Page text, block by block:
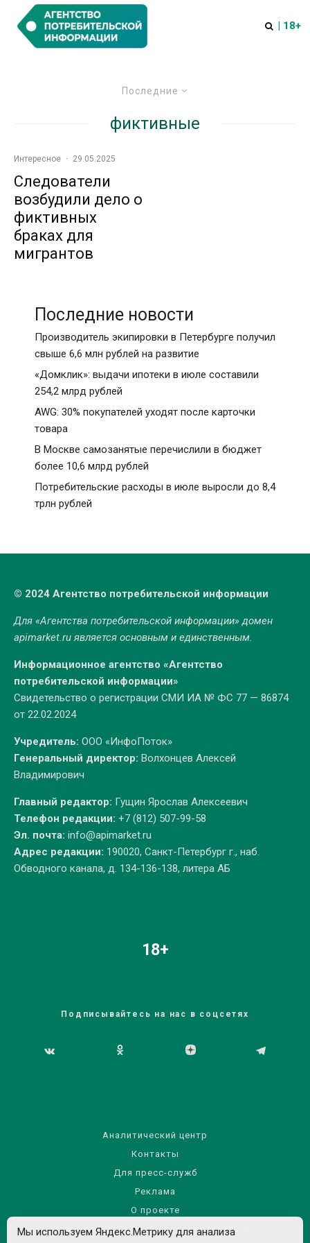
| 18+
Последние
фиктивные
Интересное · 29.05.2025
Следователи
возбудили дело о
фиктивных
браках для
мигрантов
Последние новости
Производитель экипировки в Петербурге получил
свыше 6,6 млн рублей на развитие
«Домклик»: выдачи ипотеки в июле составили
254,2 млрд рублей
AWG: 30% покупателей уходят после карточки
товара
В Москве самозанятые перечислили в бюджет
более 10,6 млрд рублей
Потребительские расходы в июле выросли до 8,4
трлн рублей
© 2024 Агентство потребительской информации
Для «Агентства потребительской информации» домен
apimarket.ruявляется основным и единственным.
Информационное агентство «Агентство
потребительской информации»
Свидетельство о регистрации СМИ ИА № ФС 77 — 86874
от 22.02.2024
Учредитель: ООО «ИнфоПоток»
Генеральный директор: Волхонцев Алексей
Владимирович
Главный редактор: Гущин Ярослав Алексеевич
Телефон редакции: +7 (812) 507-99-58
Эл. почта: info@apimarket.ru
Адрес редакции: 190020, Санкт-Петербург г., наб.
Обводного канала, д. 134-136-138, литера АБ
18+
Подписывайтесь на нас в соцсетях
Аналитический центр
Контакты
Для пресс-служб
Реклама
О проекте
Правила использования материалов сайта
Мы используем Яндекс.Метрику для анализа